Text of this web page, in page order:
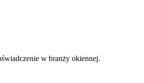
w branży okiennej.